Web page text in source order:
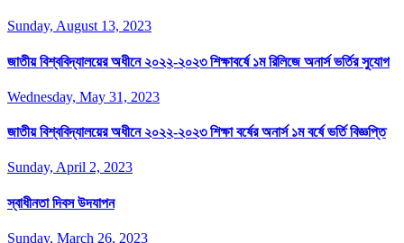
Sunday, August 13, 2023
জাতীয় বিশ্ববিদ্যালয়ের অধীনে ২০২২-২০২৩ শিক্ষাবর্ষে ১ম রিলিজে অনার্স ভর্তির সুযোগ
Wednesday, May 31, 2023
জাতীয় বিশ্ববিদ্যালয়ের অধীনে ২০২২-২০২৩ শিক্ষা বর্ষের অনার্স ১ম বর্ষে ভর্তি বিজ্ঞপ্তি
Sunday, April 2, 2023
স্বাধীনতা দিবস উদযাপন
Sunday, March 26, 2023